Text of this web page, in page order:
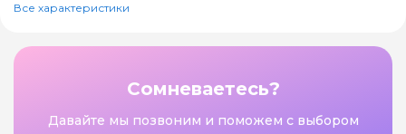
Все характеристики
Сомневаетесь?
Давайте мы позвоним и поможем с выбором